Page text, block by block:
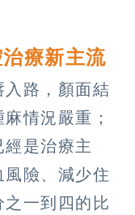
療新主流
路，顏面結
情況嚴重；
是治療主
險、減少住
一到四的比